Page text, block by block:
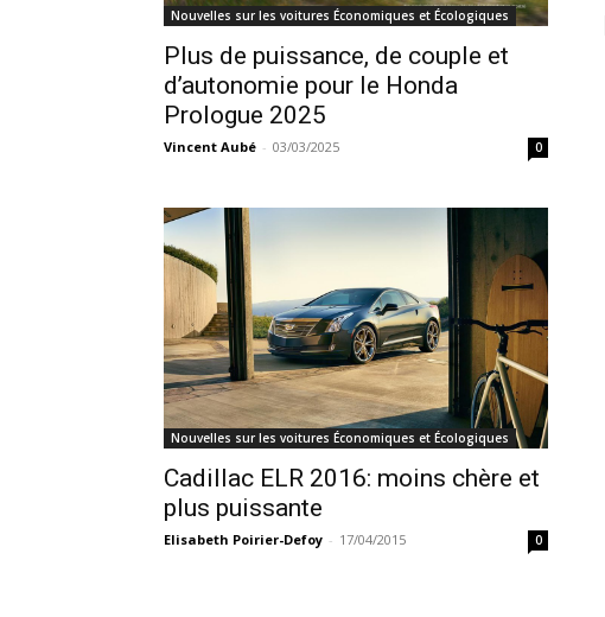
Nouvelles sur les voitures Économiques et Écologiques
Plus de puissance, de couple et
d’autonomie pour le Honda
Prologue 2025
Vincent Aubé - 03/03/2025 0
Nouvelles sur les voitures Économiques et Écologiques
Cadillac ELR 2016: moins chère et
plus puissante
Elisabeth Poirier-Defoy - 17/04/2015 0